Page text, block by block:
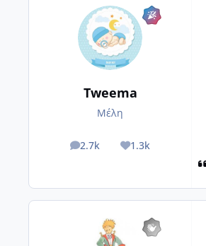
Tweema
Μέλη
2.7k
posts 1.3k
Reputation